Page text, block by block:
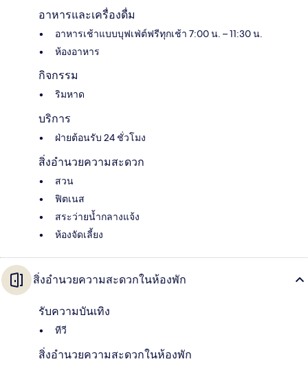
อาหารและเครื่องดื่ม
อาหารเช้าแบบบุฟเฟ่ต์ฟรีทุกเช้า 7:00 น. – 11:30 น.
ห้องอาหาร
กิจกรรม
ริมหาด
บริการ
ฝ่ายต้อนรับ 24 ชั่วโมง
สิ่งอำนวยความสะดวก
สวน
ฟิตเนส
สระว่ายน้ำกลางแจ้ง
ห้องจัดเลี้ยง
สิ่งอำนวยความสะดวกในห้องพัก
รับความบันเทิง
ทีวี
สิ่งอำนวยความสะดวกในห้องพัก